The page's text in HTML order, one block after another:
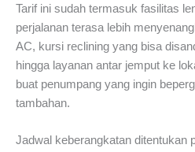
Tarif ini sudah termasuk fasilitas
perjalanan terasa lebih
AC, kursi reclining yang bisa
hingga layanan antar jemput ke
buat penumpang yang ingin
tambahan.
Jadwal keberangkatan ditentukan